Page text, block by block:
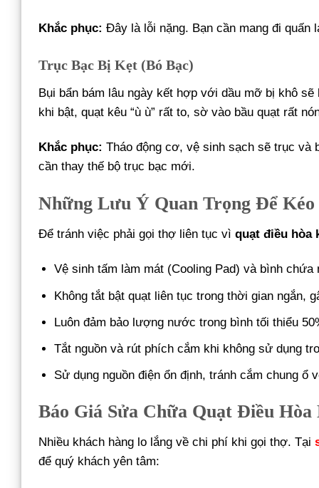
Khắc phục: Đây là lỗi nặng. Bạn cần mang đi quấn
Trục Bạc Bị Kẹt (Bó Bạc)
Bụi bẩn bám lâu ngày kết hợp với dầu mỡ bị khô
khi bật, quạt kêu “ù ù” rất to, sờ vào bầu quạt rất
Khắc phục: Tháo động cơ, vệ sinh sạch sẽ trục và
cần thay thế bộ trục bạc mới.
Những Lưu Ý Quan Trọng Để
Để tránh việc phải gọi thợ liên tục vì quạt điều hòa
Vệ sinh tấm làm mát (Cooling Pad) và bình
Không tắt bật quạt liên tục trong thời gian ngắn,
Luôn đảm bảo lượng nước trong bình tối thiểu
Tắt nguồn và rút phích cắm khi không sử dụng
Sử dụng nguồn điện ổn định, tránh cắm chung ổ
Báo Giá Sửa Chữa Quạt Điều
Nhiều khách hàng lo lắng về chi phí khi gọi thợ. Tại
để quý khách yên tâm: